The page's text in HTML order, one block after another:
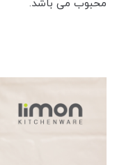
محبوب می باشد.